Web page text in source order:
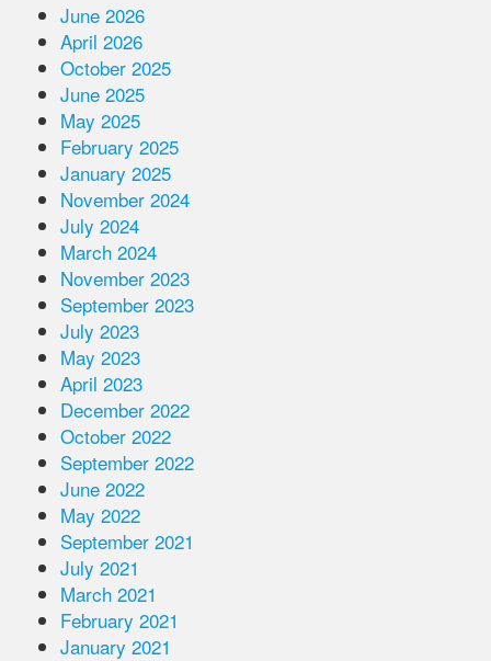
June 2026
April 2026
October 2025
June 2025
May 2025
February 2025
January 2025
November 2024
July 2024
March 2024
November 2023
September 2023
July 2023
May 2023
April 2023
December 2022
October 2022
September 2022
June 2022
May 2022
September 2021
July 2021
March 2021
February 2021
January 2021